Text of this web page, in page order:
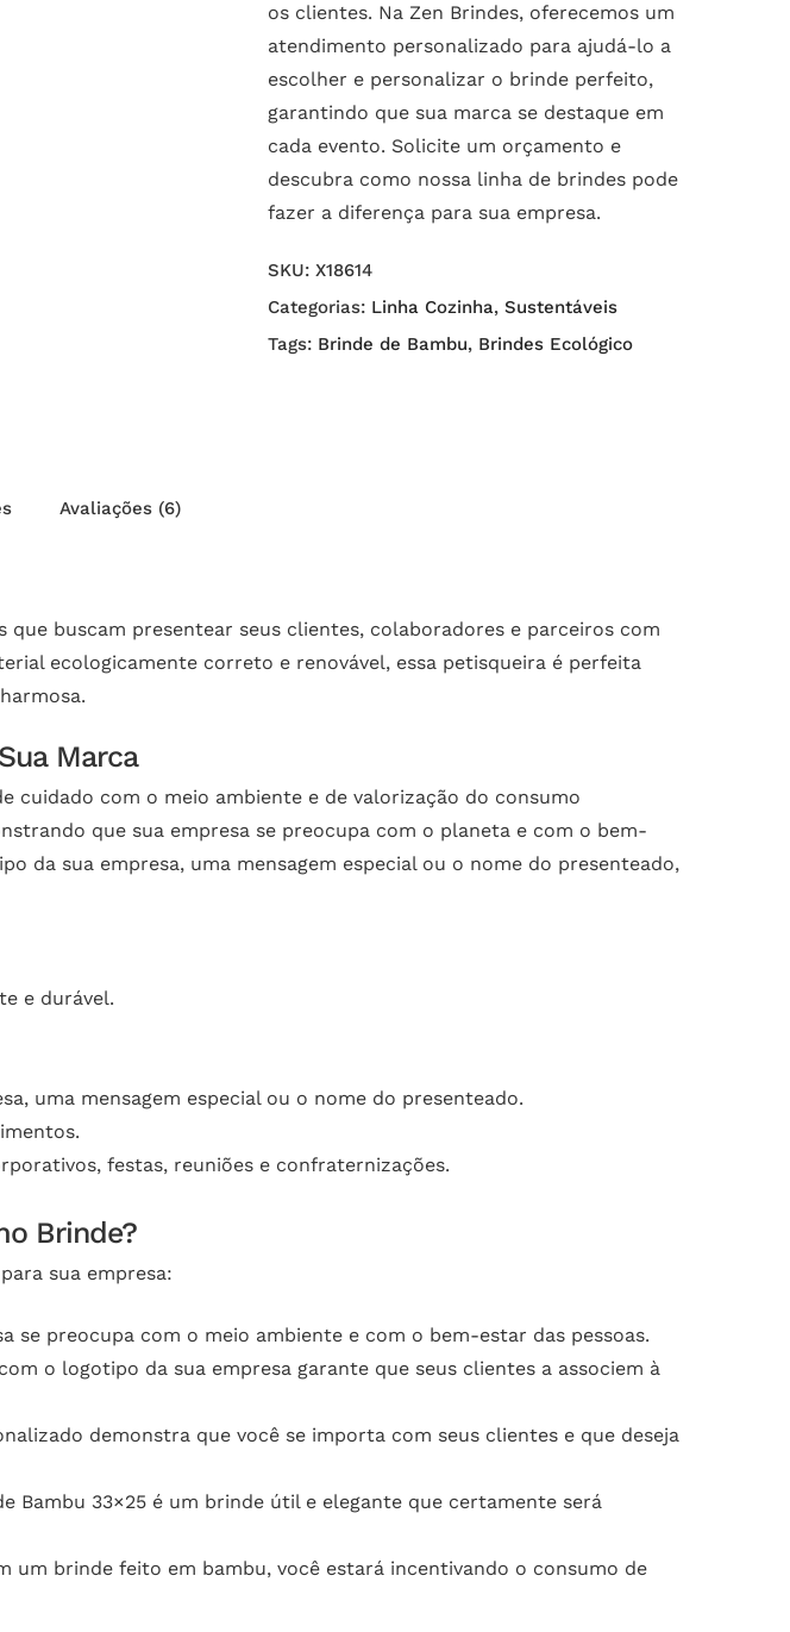
os clientes. Na Zen Brindes, oferecemos um
atendimento personalizado para ajudá-lo a
escolher e personalizar o brinde perfeito,
garantindo que sua marca se destaque em
cada evento. Solicite um orçamento e
descubra como nossa linha de brindes pode
fazer a diferença para sua empresa.
SKU: X18614
Categorias: Linha Cozinha, Sustentáveis
Tags: Brinde de Bambu, Brindes Ecológico
Avaliações (6)
buscam presentear seus clientes, colaboradores e parceiros com
ecologicamente correto e renovável, essa petisqueira é perfeita
Marca
cuidado com o meio ambiente e de valorização do consumo
que sua empresa se preocupa com o planeta e com o bem-
da sua empresa, uma mensagem especial ou o nome do presenteado,
e durável.
uma mensagem especial ou o nome do presenteado.
festas, reuniões e confraternizações.
Brinde?
sua empresa:
se preocupa com o meio ambiente e com o bem-estar das pessoas.
o logotipo da sua empresa garante que seus clientes a associem à
demonstra que você se importa com seus clientes e que deseja
Bambu 33×25 é um brinde útil e elegante que certamente será
um brinde feito em bambu, você estará incentivando o consumo de